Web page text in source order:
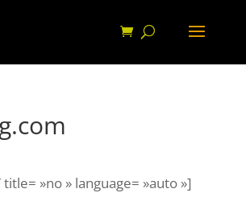
title= »no » language= »auto »]